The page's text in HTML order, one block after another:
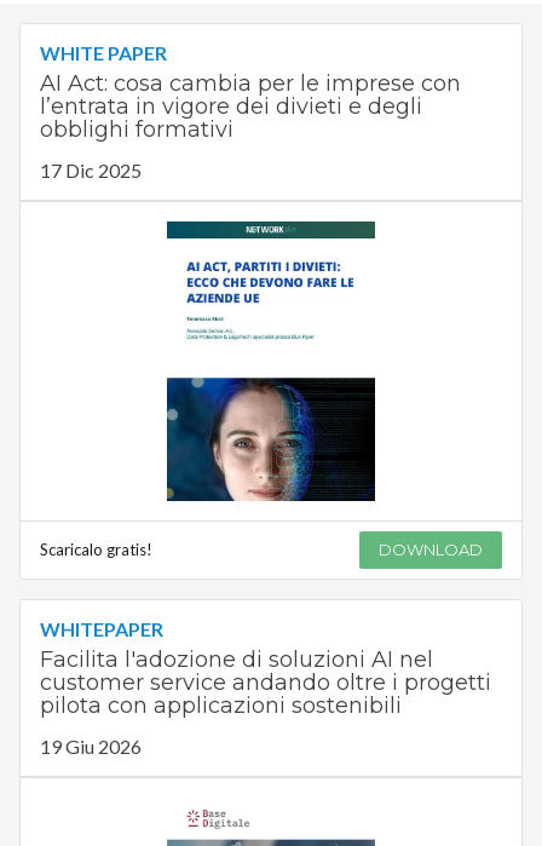
WHITE PAPER
AI Act: cosa cambia per le imprese con
l’entrata in vigore dei divieti e degli
obblighi formativi
17 Dic 2025
Scaricalo gratis! DOWNLOAD
WHITEPAPER
Facilita l'adozione di soluzioni AI nel
customer service andando oltre i progetti
pilota con applicazioni sostenibili
19 Giu 2026